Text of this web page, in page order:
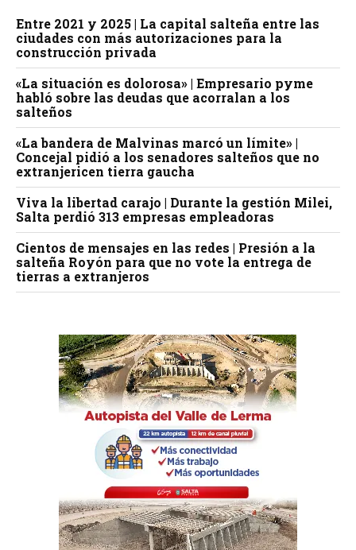
Entre 2021 y 2025 | La capital salteña entre las
ciudades con más autorizaciones para la
construcción privada
«La situación es dolorosa» | Empresario pyme
habló sobre las deudas que acorralan a los
salteños
«La bandera de Malvinas marcó un límite» |
Concejal pidió a los senadores salteños que no
extranjericen tierra gaucha
Viva la libertad carajo | Durante la gestión Milei,
Salta perdió 313 empresas empleadoras
Cientos de mensajes en las redes | Presión a la
salteña Royón para que no vote la entrega de
tierras a extranjeros